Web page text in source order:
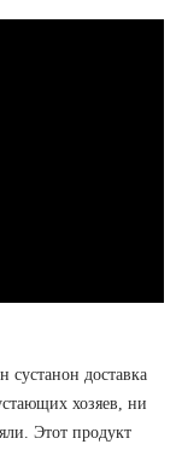
сустанон доставка
хозяев, ни
Этот продукт